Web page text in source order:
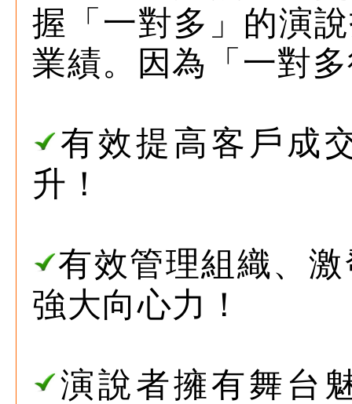
握「一對多」的演
業績。因為「一對
有效提高客戶成
升！
有效管理組織、
強大向心力！
演說者擁有舞台